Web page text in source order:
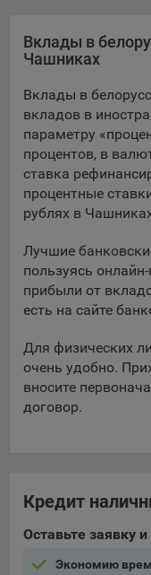
сервис показа
Europe AG,
предоставляемый
House Barrow
Вклады в
Чашниках
Вклады в
вкладов в
параметру
процентов, в
ставка
процентные
рублях в
Лучшие
пользуясь
прибыли от
есть на сайте
Для физических
очень удобно.
вносите
договор.
Кредит
Оставьте заявку
Экономию